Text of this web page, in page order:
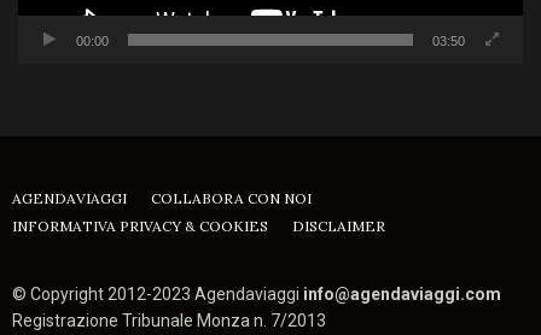
00:00 03:50
AGENDAVIAGGI
COLLABORA CON NOI
INFORMATIVA PRIVACY & COOKIES
DISCLAIMER
© Copyright 2012-2023 Agendaviaggi info@agendaviaggi.com
Registrazione Tribunale Monza n. 7/2013